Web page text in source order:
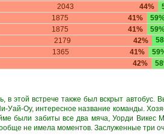
44%
2043
41%
1875
41%
1875
42%
2179
41%
1365
42%
в этой встрече также был вскрыт
Уай-Оу, интересное название команды.
были забиты все два мяча, Уорди Викес
не имела моментов. Заслуженные три